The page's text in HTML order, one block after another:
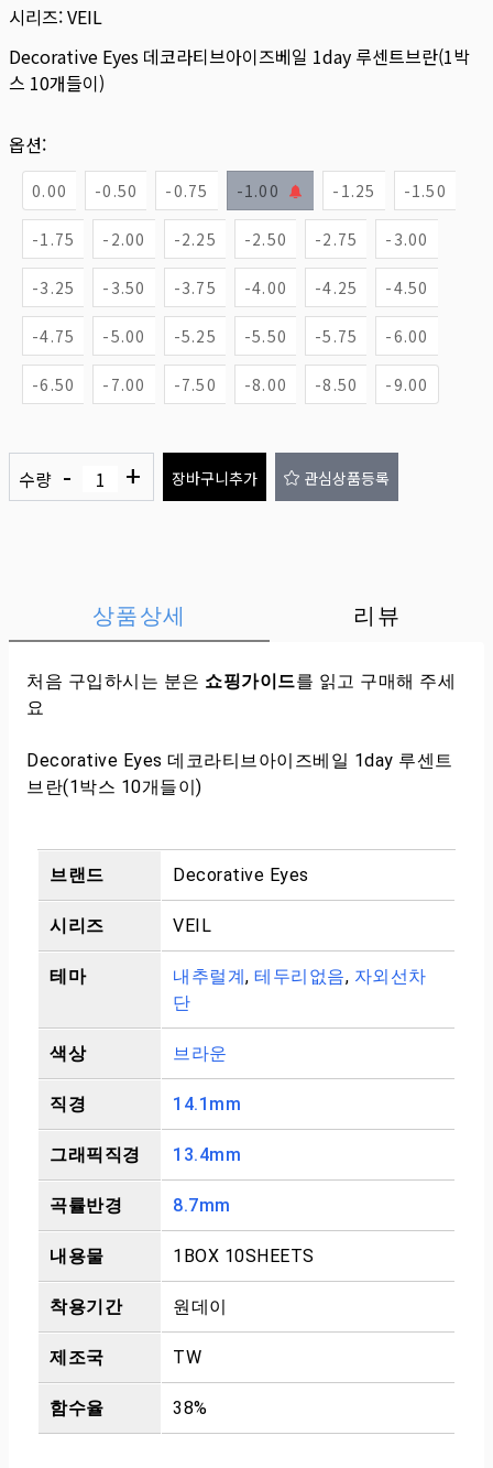
시리즈:VEIL
Decorative Eyes 데코라티브아이즈베일 1day 루센트브란(1박
스 10개들이)
옵션:
0.00 -0.50 -0.75 -1.00 -1.25 -1.50
-1.75 -2.00 -2.25 -2.50 -2.75 -3.00
-3.25 -3.50 -3.75 -4.00 -4.25 -4.50
-4.75 -5.00 -5.25 -5.50 -5.75 -6.00
-6.50 -7.00 -7.50 -8.00 -8.50 -9.00
수량 - + 장바구니추가 관심상품등록
상품상세 리뷰
처음 구입하시는 분은 쇼핑가이드를 읽고 구매해 주세
요
Decorative Eyes 데코라티브아이즈베일 1day 루센트
브란(1박스 10개들이)
브랜드 Decorative Eyes
시리즈 VEIL
테마 내추럴계, 테두리없음, 자외선차
단
색상 브라운
직경 14.1mm
그래픽직경 13.4mm
곡률반경 8.7mm
내용물 1BOX 10SHEETS
착용기간 원데이
제조국 TW
함수율 38%